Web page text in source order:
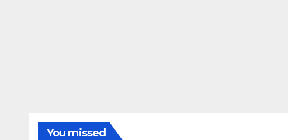
You missed